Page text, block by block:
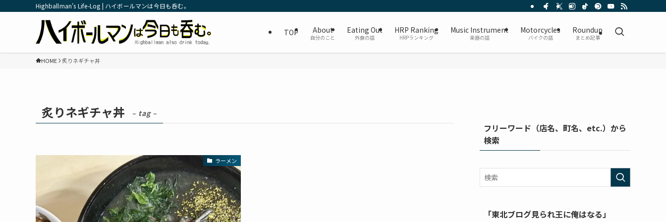
Highballman's Life-Log | ハイボールマンは今日も呑む。
TOP About
自分のこと
Eating Out
外食の話
HRP Ranking
HRPランキング
Music Instrument
楽器の話
Motorcycles
バイクの話
Roundup
まとめ記事
HOME 炙りネギチャ丼
炙りネギチャ丼 – tag –
ラーメン
フリーワード（店名、町名、etc.）から
検索
「東北ブログ見られ王に俺はなる」